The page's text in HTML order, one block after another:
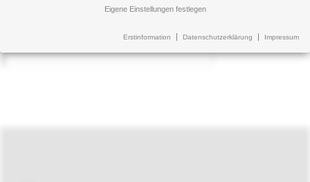
Eigene Einstellungen festlegen
Erstinformation Datenschutzerklärung Impressum